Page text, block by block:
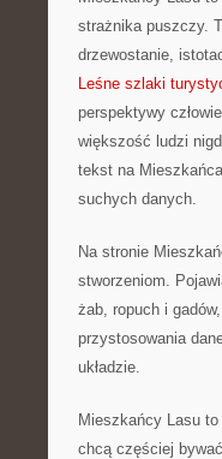
strażnika puszczy.
drzewostanie,
Leśne szlaki
perspektywy
większość ludzi
tekst na
suchych danych.
Na stronie
stworzeniom.
żab, ropuch i
przystosowania
układzie.
Mieszkańcy Lasu
chcą częściej